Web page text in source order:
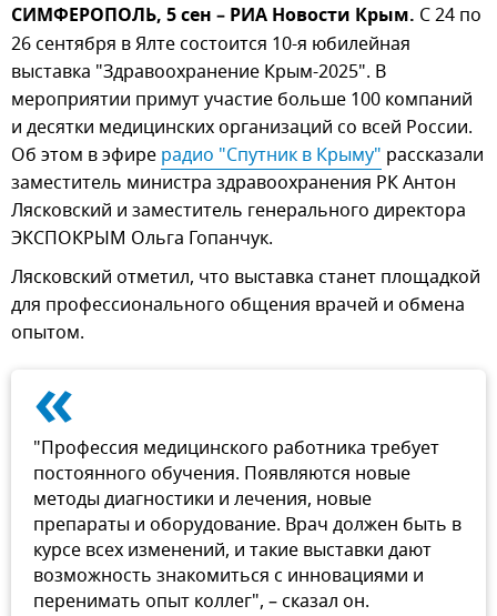
СИМФЕРОПОЛЬ, 5 сен – РИА Новости Крым. С 24 по
26 сентября в Ялте состоится 10-я юбилейная
выставка "Здравоохранение Крым-2025". В
мероприятии примут участие больше 100 компаний
и десятки медицинских организаций со всей России.
Об этом в эфире радио "Спутник в Крыму" рассказали
заместитель министра здравоохранения РК Антон
Лясковский и заместитель генерального директора
ЭКСПОКРЫМ Ольга Гопанчук.
Лясковский отметил, что выставка станет площадкой
для профессионального общения врачей и обмена
опытом.
«
"Профессия медицинского работника требует
постоянного обучения. Появляются новые
методы диагностики и лечения, новые
препараты и оборудование. Врач должен быть в
курсе всех изменений, и такие выставки дают
возможность знакомиться с инновациями и
перенимать опыт коллег", – сказал он.